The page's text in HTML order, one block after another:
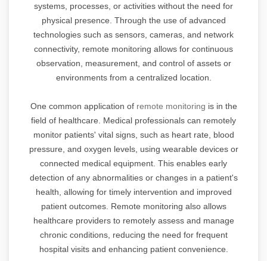
systems, processes, or activities without the need for
physical presence. Through the use of advanced
technologies such as sensors, cameras, and network
connectivity, remote monitoring allows for continuous
observation, measurement, and control of assets or
environments from a centralized location.
One common application of remote monitoring is in the
field of healthcare. Medical professionals can remotely
monitor patients' vital signs, such as heart rate, blood
pressure, and oxygen levels, using wearable devices or
connected medical equipment. This enables early
detection of any abnormalities or changes in a patient's
health, allowing for timely intervention and improved
patient outcomes. Remote monitoring also allows
healthcare providers to remotely assess and manage
chronic conditions, reducing the need for frequent
hospital visits and enhancing patient convenience.